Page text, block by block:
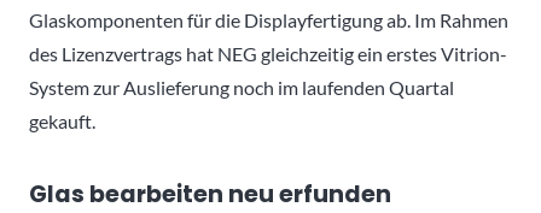
Glaskomponenten für die Displayfertigung ab. Im Rahmen
des Lizenzvertrags hat NEG gleichzeitig ein erstes Vitrion-
System zur Auslieferung noch im laufenden Quartal
gekauft.
Glas bearbeiten neu erfunden